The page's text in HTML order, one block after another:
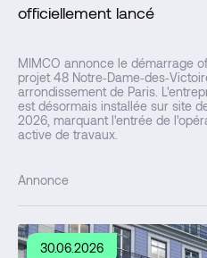
officiellement lancé
MIMCO annonce le démarrage
projet 48
arrondissement de Paris.
est désormais installée sur site
2026, marquant l'entrée de
active de travaux.
Annonce
30.06.2026